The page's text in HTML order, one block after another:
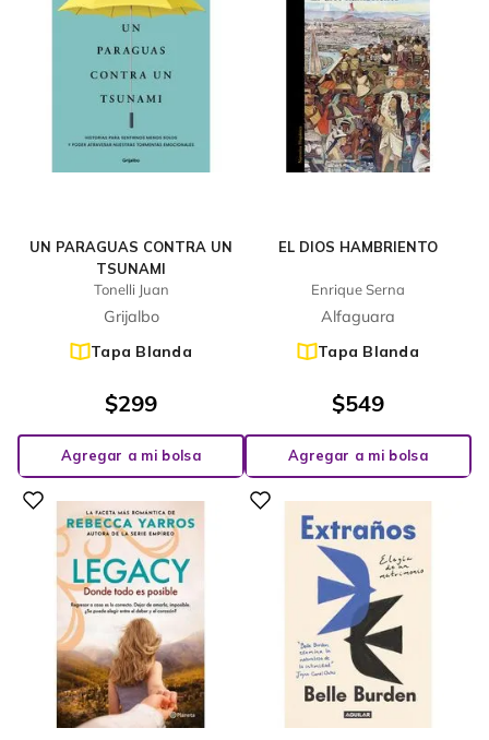
UN PARAGUAS CONTRA UN
TSUNAMI
Tonelli Juan
Grijalbo
Tapa Blanda
$299
Agregar a mi bolsa
EL DIOS HAMBRIENTO
Enrique Serna
Alfaguara
Tapa Blanda
$549
Agregar a mi bolsa